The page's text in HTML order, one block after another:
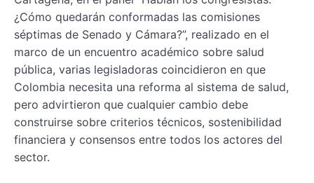
¿Cómo quedarán conformadas las comisiones
séptimas de Senado y Cámara?”, realizado en el
marco de un encuentro académico sobre salud
pública, varias legisladoras coincidieron en que
Colombia necesita una reforma al sistema de salud,
pero advirtieron que cualquier cambio debe
construirse sobre criterios técnicos, sostenibilidad
financiera y consensos entre todos los actores del
sector.